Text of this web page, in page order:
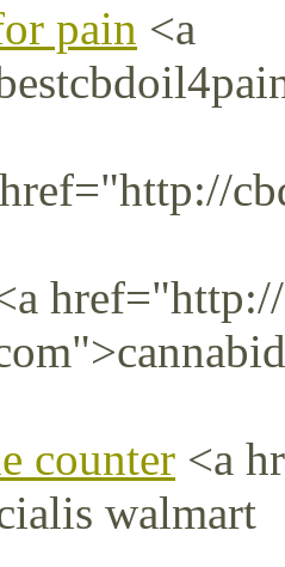
pain <a
counter <a
walmart